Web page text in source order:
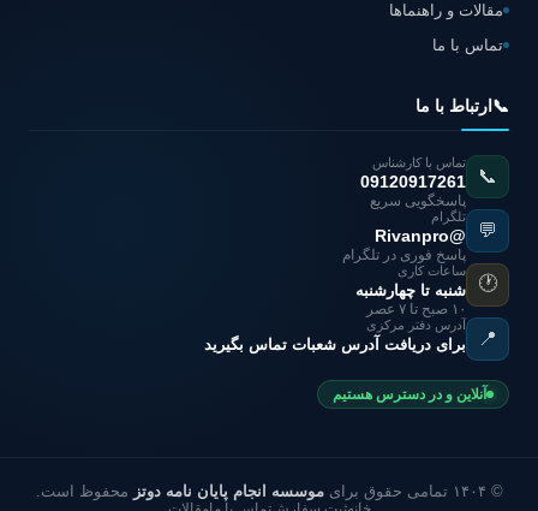
مقالات و راهنماها
تماس با ما
📞 ارتباط با ما
📞
تماس با کارشناس
09120917261
پاسخگویی سریع
💬
تلگرام
@Rivanpro
پاسخ فوری در تلگرام
🕐
ساعات کاری
شنبه تا چهارشنبه
۱۰ صبح تا ۷ عصر
📍
آدرس دفتر مرکزی
برای دریافت آدرس شعبات تماس بگیرید
آنلاین و در دسترس هستیم
© ۱۴۰۴ تمامی حقوق برای موسسه انجام پایان نامه دوتز
محفوظ است.